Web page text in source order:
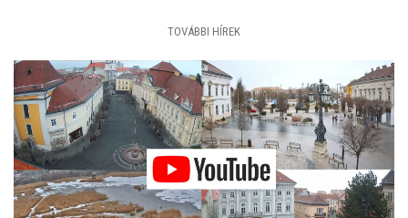
TOVÁBBI HÍREK